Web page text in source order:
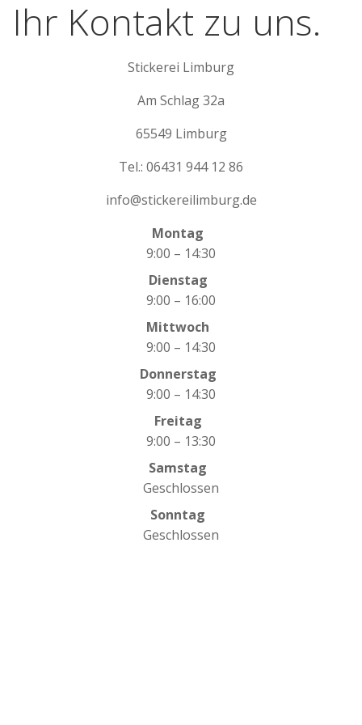
Ihr Kontakt zu uns.
Stickerei Limburg
Am Schlag 32a
65549 Limburg
Tel.: 06431 944 12 86
info@stickereilimburg.de
Montag
9:00 – 14:30
Dienstag
9:00 – 16:00
Mittwoch
9:00 – 14:30
Donnerstag
9:00 – 14:30
Freitag
9:00 – 13:30
Samstag
Geschlossen
Sonntag
Geschlossen